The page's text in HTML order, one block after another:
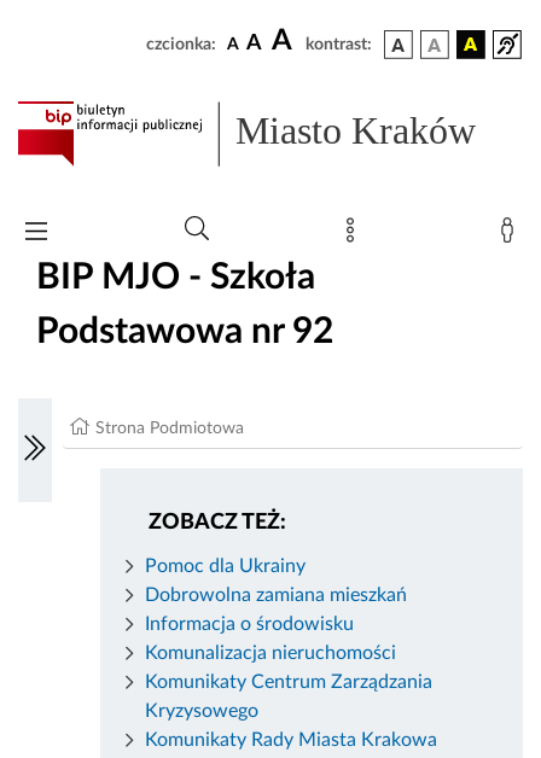
czcionka: A A A kontrast:
Miasto Kraków
BIP MJO - Szkoła
Podstawowa nr 92
Strona Podmiotowa
ZOBACZ TEŻ:
Pomoc dla Ukrainy
Dobrowolna zamiana mieszkań
Informacja o środowisku
Komunalizacja nieruchomości
Komunikaty Centrum Zarządzania
Kryzysowego
Komunikaty Rady Miasta Krakowa